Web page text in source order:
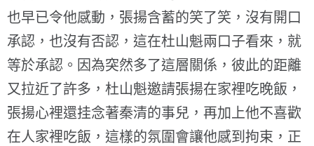
也早已令他感動，張揚含蓄的笑了笑，沒有開口
承認，也沒有否認，這在杜山魁兩口子看來，就
等於承認。因為突然多了這層關係，彼此的距離
又拉近了許多，杜山魁邀請張揚在家裡吃晚飯，
張揚心裡還挂念著秦清的事兒，再加上他不喜歡
在人家裡吃飯，這樣的氛圍會讓他感到拘束，正